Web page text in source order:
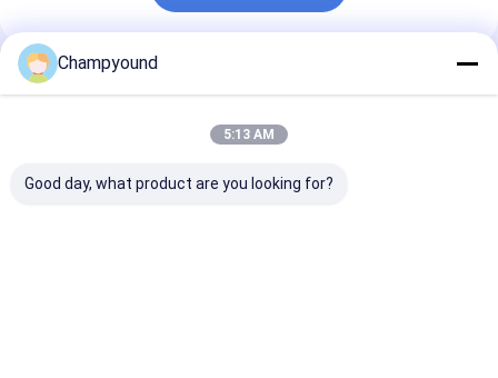
推薦されたプロダクト
Champyound
5:13 AM
Good day, what product are you looking for?